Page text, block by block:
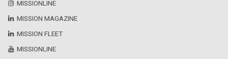
MISSIONLINE
MISSION MAGAZINE
MISSION FLEET
MISSIONLINE